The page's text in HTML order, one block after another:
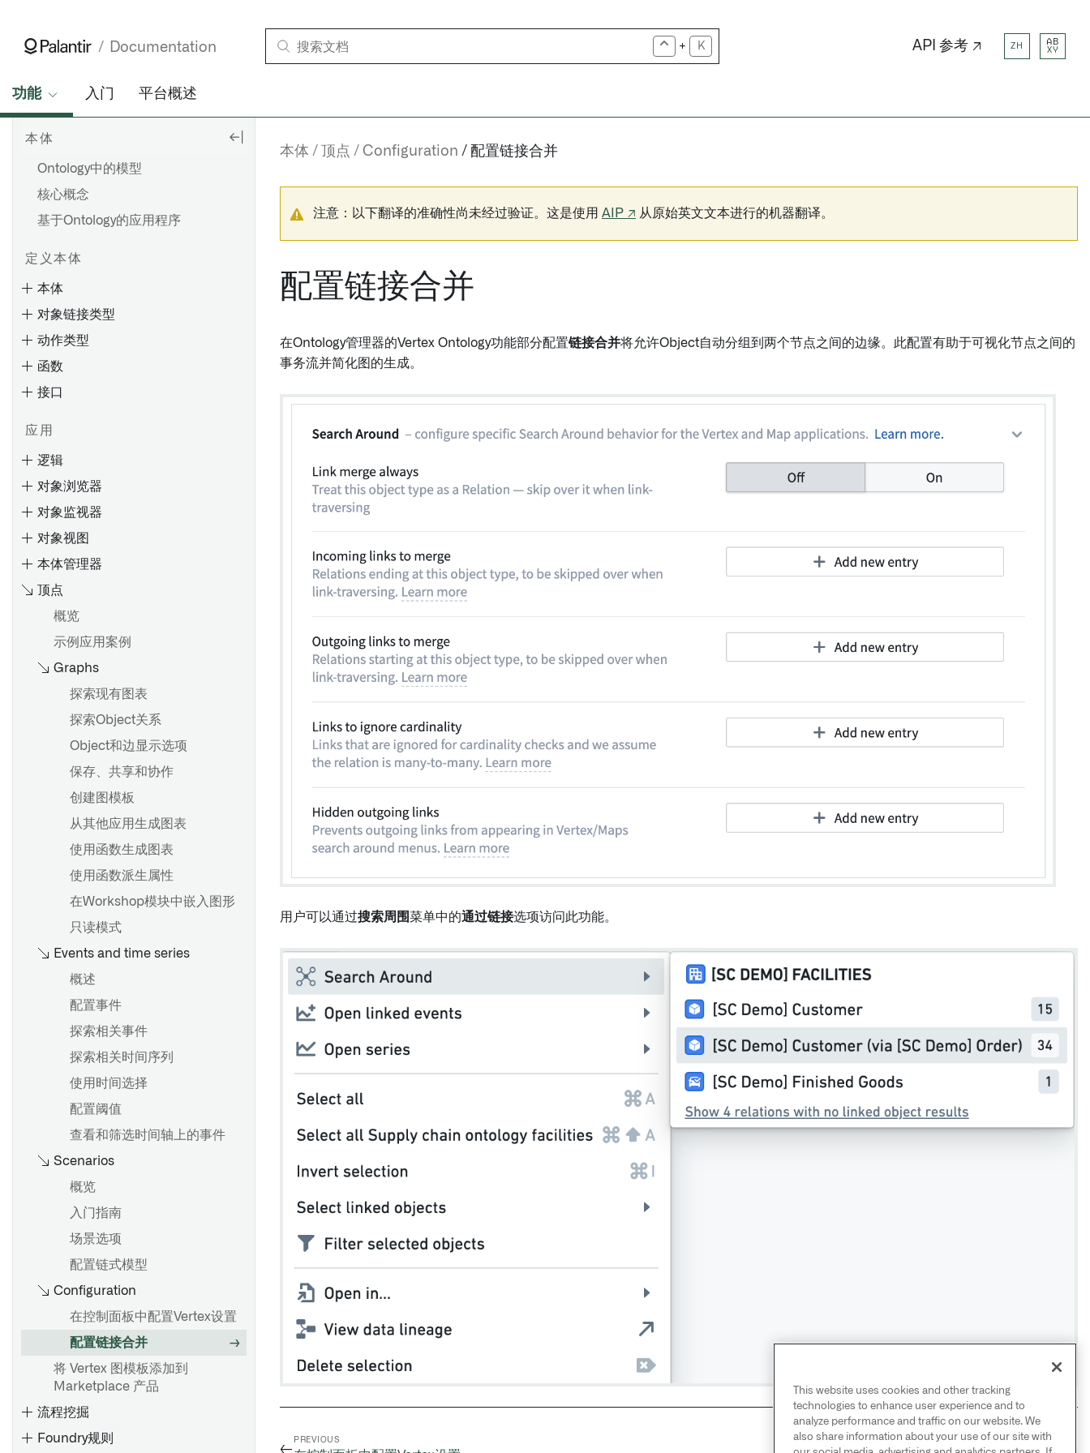
Documentation + K API 参考 ↗ ZH
AB
XY
功能 入门 平台概述
本体
Ontology搭建
为什么创建Ontology？
Ontology中的模型
核心概念
基于Ontology的应用程序
定义本体
本体
计算使用：Ontology 索引
使用Ontology查询计算使用情
况
对象链接类型
成
元数据参考
概览
支持的值格式化
添加条件格式化
元数据参考
仅编辑属性
必填属性
概述
创建共享属性
编辑共享属性
在对象类型上使用共享属性
元数据参考
概述
创建链接类型
编辑链接类型
元数据参考
概述
创建值类型
使用值类型
值类型版本
值类型权限
值类型约束
概述
创建结构属性类型
编辑结构属性类型
自动映射结构属性
结构属性和共享属性类型
类型类
渲染提示
动作类型
概述
设置参数默认值
筛选参数下拉菜单的结果
对象下拉菜单安全注意事项
概述
入门
概述
通知
设置通知
Webhooks
设置 Webhook
函数
输入和输出类型
装饰器
处理未定义值
调试函数
起始步骤
类型参考
对象上的函数
从Python函数进行API调用
Ontology 更改
在Pipeline Builder中使用
Python函数
在Workshop中使用Python函
数
高级用法
概述
入门
Object标识符
创建自定义聚合
导入Object和链接类型
API: Object和链接
API：对象集
API: 附件
API：媒体
概述
使用Palantir提供的模型创建语
工作流
分块
接口
应用
逻辑
评估
入门
创建评估套件
评估指标仪表盘
对象浏览器
搜索语法
筛选结果
使用图表进行探索
查看结果
通过旋转探索关联对象
比较对象集
保存探索
保存列表
应用操作
对象监视器
监控
输入
条件
评估
活动
通知
操作
对象视图
概述
配置标签页
配置 Workshop 标签页
配置微件（旧版）
配置应用程序侧边栏
配置配置文件
管理Object视图版本
属性和链接
可视化
筛选
设计
应用程序和文件
本体管理器
保存对Ontology的更改
审查和恢复更改
顶点
概览
示例应用案例
Graphs
探索现有图表
探索Object关系
Object和边显示选项
保存、共享和协作
创建图模板
从其他应用生成图表
使用函数生成图表
使用函数派生属性
在Workshop模块中嵌入图形
只读模式
Events and time series
概述
配置事件
探索相关事件
探索相关时间序列
使用时间选择
配置阈值
查看和筛选时间轴上的事件
Scenarios
概览
入门指南
场景选项
配置链式模型
Configuration
在控制面板中配置Vertex设置
配置链接合并
将 Vertex 图模板添加到
Marketplace 产品
流程挖掘
Foundry规则
本体 顶点 Configuration 配置链接合并
注意：以下翻译的准确性尚未经过验证。这是使用 AIP ↗ 从原始英文文本进行的机器翻译。
配置链接合并
在Ontology管理器的Vertex Ontology功能部分配置链接合并将允许Object自动分组到两个节点之间的边缘。此配置有助于可视化节点之间的
事务流并简化图的生成。
用户可以通过搜索周围菜单中的通过链接选项访问此功能。
←
PREVIOUS NEXT
This website uses cookies and other tracking
technologies to enhance user experience and to
analyze performance and traffic on our website. We
also share information about your use of our site with